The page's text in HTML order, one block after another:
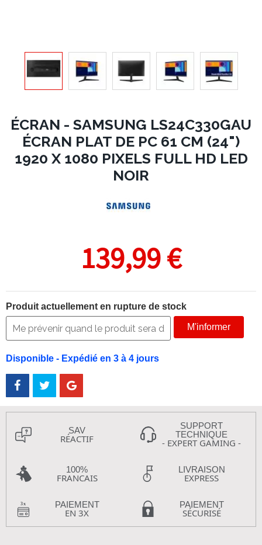
ÉCRAN - SAMSUNG LS24C330GAU
ÉCRAN PLAT DE PC 61 CM (24")
1920 X 1080 PIXELS FULL HD LED
NOIR
139,99 €
Produit actuellement en rupture de stock
M'informer
Disponible - Expédié en 3 à 4 jours
SAV
RÉACTIF
SUPPORT
TECHNIQUE
- EXPERT GAMING -
100%
FRANCAIS
LIVRAISON
EXPRESS
PAIEMENT
EN 3X
PAIEMENT
SÉCURISÉ